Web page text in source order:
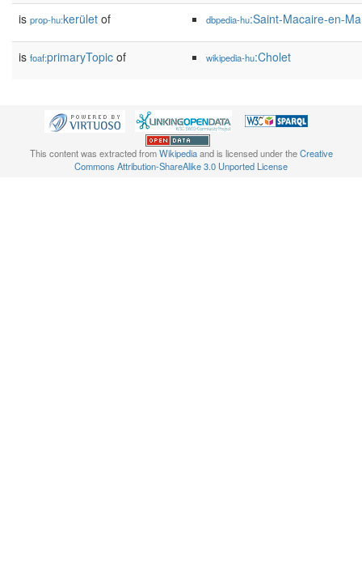
is prop-hu:kerület of dbpedia-hu:Saint-Macaire-en-
is foaf:primaryTopic of wikipedia-hu:Cholet
This content was extracted fromWikipediaand is licensed under theCreative
Commons Attribution-ShareAlike 3.0 Unported License